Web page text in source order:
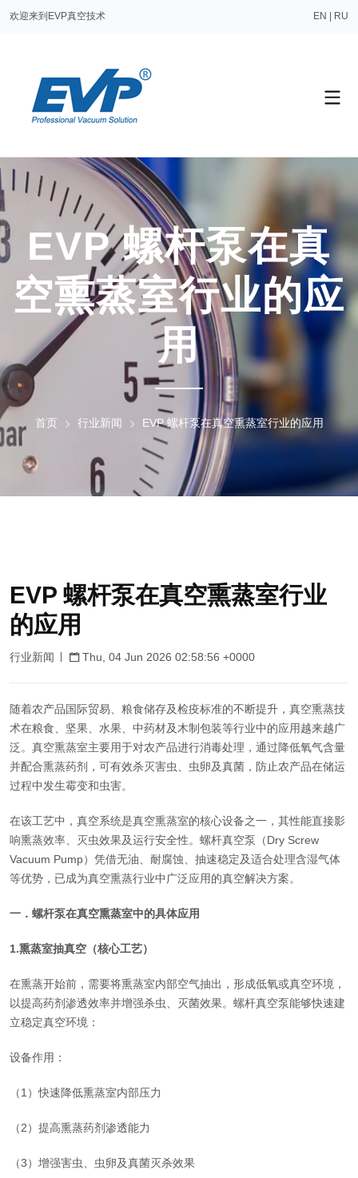
欢迎来到EVP真空技术 EN RU
EVP 螺杆泵在真
空熏蒸室行业的应
用
首页 行业新闻 EVP 螺杆泵在真空熏蒸室行业的应用
EVP 螺杆泵在真空熏蒸室行业
的应用
行业新闻 Thu, 04 Jun 2026 02:58:56 +0000
随着农产品国际贸易、粮食储存及检疫标准的不断提升，真空熏蒸技
术在粮食、坚果、水果、中药材及木制包装等行业中的应用越来越广
泛。真空熏蒸室主要用于对农产品进行消毒处理，通过降低氧气含量
并配合熏蒸药剂，可有效杀灭害虫、虫卵及真菌，防止农产品在储运
过程中发生霉变和虫害。
在该工艺中，真空系统是真空熏蒸室的核心设备之一，其性能直接影
响熏蒸效率、灭虫效果及运行安全性。螺杆真空泵（Dry Screw
Vacuum Pump）凭借无油、耐腐蚀、抽速稳定及适合处理含湿气体
等优势，已成为真空熏蒸行业中广泛应用的真空解决方案。
一． 螺杆泵在真空熏蒸室中的具体应用
1.熏蒸室抽真空（核心工艺）
在熏蒸开始前，需要将熏蒸室内部空气抽出，形成低氧或真空环境，
以提高药剂渗透效率并增强杀虫、灭菌效果。螺杆真空泵能够快速建
立稳定真空环境：
设备作用：
（1）快速降低熏蒸室内部压力
（2）提高熏蒸药剂渗透能力
（3）增强害虫、虫卵及真菌灭杀效果